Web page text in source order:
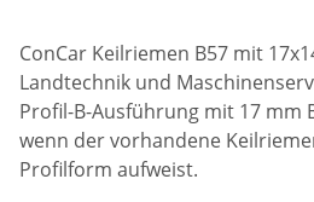
ConCar Keilriemen B57 mit
Landtechnik und
Profil-B-Ausführung mit 17 mm
wenn der vorhandene
Profilform aufweist.